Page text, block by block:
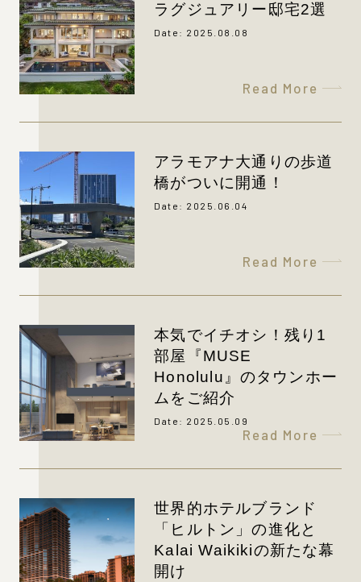
ラグジュアリー邸宅2選
Date: 2025.08.08
Read More
アラモアナ大通りの歩道
橋がついに開通！
Date: 2025.06.04
Read More
本気でイチオシ！残り1
部屋『MUSE
Honolulu』のタウンホー
ムをご紹介
Date: 2025.05.09
Read More
世界的ホテルブランド
「ヒルトン」の進化と
Kalai Waikikiの新たな幕
開け